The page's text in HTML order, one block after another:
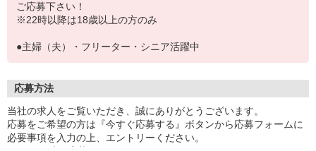
ご応募下さい！
※22時以降は18歳以上の方のみ
●主婦（夫）・フリーター・シニア活躍中
応募方法
当社の求人をご覧いただき、誠にありがとうございます。
応募をご希望の方は『今すぐ応募する』ボタンから応募フォームに
必要事項を入力の上、エントリーください。